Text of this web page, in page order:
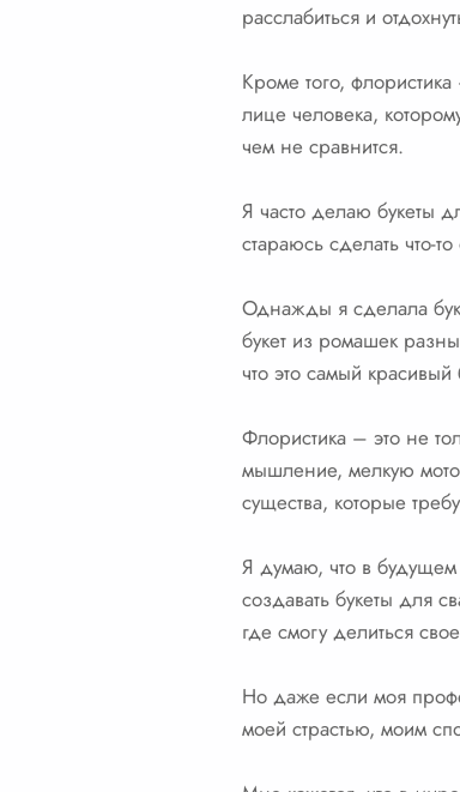
расслабиться и
Кроме того,
лице человека,
чем не сравнится.
Я часто делаю букеты
стараюсь сделать что-
Однажды я сделала
букет из ромашек
что это самый
Флористика – это не
мышление, мелкую
существа, которые
Я думаю, что в будущем
создавать букеты для
где смогу делиться
Но даже если моя
моей страстью, моим